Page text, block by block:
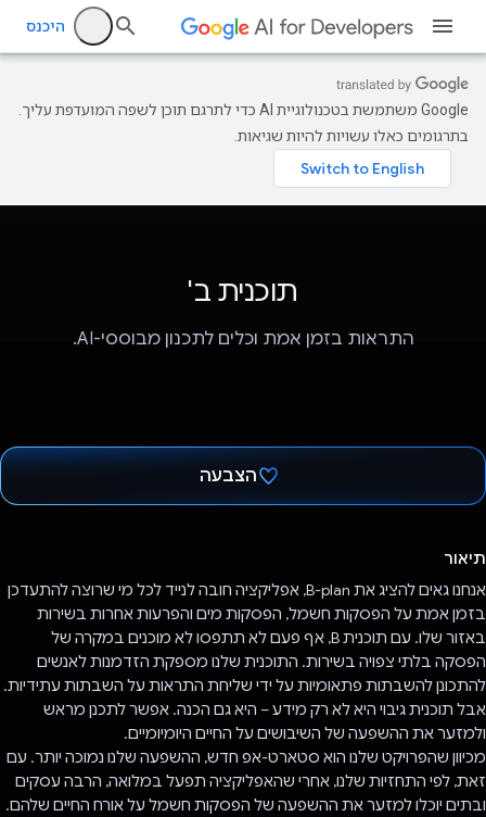
היכנס
‫Google משתמשת בטכנולוגיית AI כדי לתרגם תוכן לשפה המועדפת עליך.
בתרגומים כאלו עשויות להיות שגיאות.
תוכנית ב'
התראות בזמן אמת וכלים לתכנון מבוססי-AI.
הצבעה
תיאור
אנחנו גאים להציג את B-plan, אפליקציה חובה לנייד לכל מי שרוצה להתעדכן
בזמן אמת על הפסקות חשמל, הפסקות מים והפרעות אחרות בשירות
באזור שלו. עם תוכנית B, אף פעם לא תתפסו לא מוכנים במקרה של
הפסקה בלתי צפויה בשירות. התוכנית שלנו מספקת הזדמנות לאנשים
להתכונן להשבתות פתאומיות על ידי שליחת התראות על השבתות עתידיות.
אבל תוכנית גיבוי היא לא רק מידע – היא גם הכנה. אפשר לתכנן מראש
ולמזער את ההשפעה של השיבושים על החיים היומיומיים.
מכיוון שהפרויקט שלנו הוא סטארט-אפ חדש, ההשפעה שלנו נמוכה יותר. עם
זאת, לפי התחזיות שלנו, אחרי שהאפליקציה תפעל במלואה, הרבה עסקים
ובתים יוכלו למזער את ההשפעה של הפסקות חשמל על אורח החיים שלהם.